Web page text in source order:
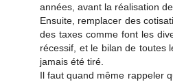
années, avant la réalisation
Ensuite, remplacer des
des taxes comme font les
récessif, et le bilan de toutes
jamais été tiré.
Il faut quand même rappeler